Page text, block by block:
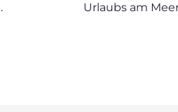
Urlaubs am